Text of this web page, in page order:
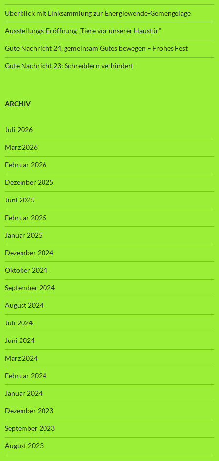
Überblick mit Linksammlung zur Energiewende-Gemengelage
Ausstellungs-Eröffnung „Tiere vor unserer Haustür“
Gute Nachricht 24, gemeinsam Gutes bewegen – Frohes Fest
Gute Nachricht 23: Schreddern verhindert
ARCHIV
Juli 2026
März 2026
Februar 2026
Dezember 2025
Juni 2025
Februar 2025
Januar 2025
Dezember 2024
Oktober 2024
September 2024
August 2024
Juli 2024
Juni 2024
März 2024
Februar 2024
Januar 2024
Dezember 2023
September 2023
August 2023